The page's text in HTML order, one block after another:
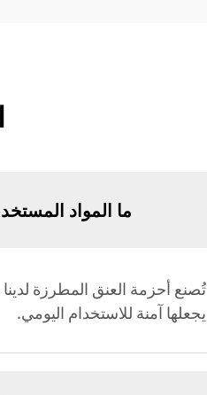
ما المواد
تُصنع أحزمة العنق المطرزة
يجعلها آمنة للاستخدام اليومي.